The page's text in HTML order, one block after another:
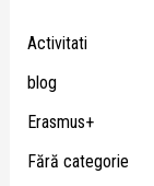
Activitati
blog
Erasmus+
Fără categorie